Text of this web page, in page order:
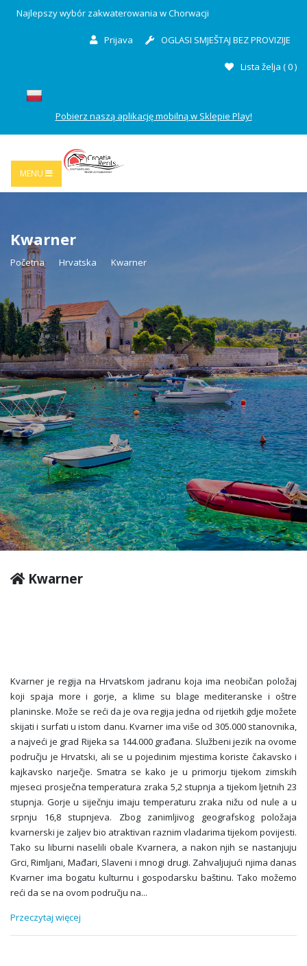
Najlepszy wybór zakwaterowania w Chorwacji
Prijava OGLASI SMJEŠTAJ BEZ PROVIZIJE
Lista želja (0)
Pobierz naszą aplikację mobilną w Sklepie Play!
MENU
Kwarner
Početna Hrvatska Kwarner
Kwarner
Kvarner je regija na Hrvatskom jadranu koja ima neobičan položaj
koji spaja more i gorje, a klime su blage mediteranske i oštre
planinske. Može se reći da je ova regija jedna od rijetkih gdje možete
skijati i surfati u istom danu. Kvarner ima više od 305.000 stanovnika,
a najveći je grad Rijeka sa 144.000 građana. Službeni jezik na ovome
području je Hrvatski, ali se u pojedinim mjestima koriste čakavsko i
kajkavsko narječje. Smatra se kako je u primorju tijekom zimskih
mjeseci prosječna temperatura zraka 5,2 stupnja a tijekom ljetnih 23
stupnja. Gorje u siječnju imaju temperaturu zraka nižu od nule a u
srpnju 16,8 stupnjeva. Zbog zanimljivog geografskog položaja
kvarnerski je zaljev bio atraktivan raznim vladarima tijekom povijesti.
Tako su liburni naselili obale Kvarnera, a nakon njih se nastanjuju
Grci, Rimljani, Mađari, Slaveni i mnogi drugi. Zahvaljujući njima danas
Kvarner ima bogatu kulturnu i gospodarsku baštinu. Tako možemo
reći da se na ovom području na...
Przeczytaj więcej